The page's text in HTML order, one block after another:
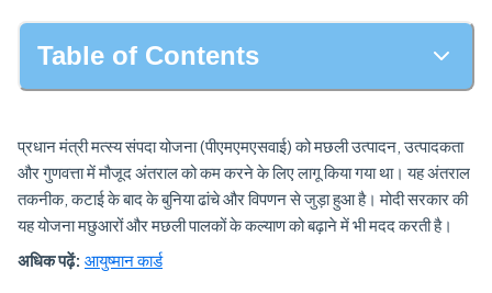
Table of Contents
प्रधान मंत्री मत्स्य संपदा योजना (पीएमएमएसवाई) को मछली उत्पादन, उत्पादकता
और गुणवत्ता में मौजूद अंतराल को कम करने के लिए लागू किया गया था। यह अंतराल
तकनीक, कटाई के बाद के बुनिया ढांचे और विपणन से जुड़ा हुआ है। मोदी सरकार की
यह योजना मछुआरों और मछली पालकों के कल्याण को बढ़ाने में भी मदद करती है।
अधिक पढ़ें: आयुष्मान कार्ड